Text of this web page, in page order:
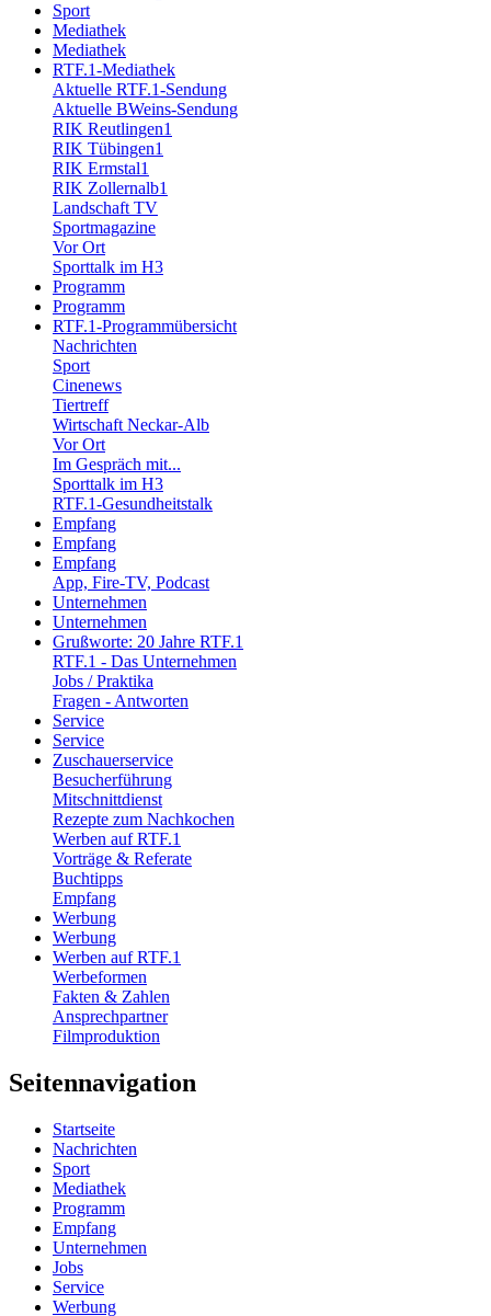
Sport
Mediathek
Mediathek
RTF.1-Mediathek
Aktuelle RTF.1-Sendung
Aktuelle BWeins-Sendung
RIK Reutlingen1
RIK Tübingen1
RIK Ermstal1
RIK Zollernalb1
Landschaft TV
Sportmagazine
Vor Ort
Sporttalk im H3
Programm
Programm
RTF.1-Programmübersicht
Nachrichten
Sport
Cinenews
Tiertreff
Wirtschaft Neckar-Alb
Vor Ort
Im Gespräch mit...
Sporttalk im H3
RTF.1-Gesundheitstalk
Empfang
Empfang
Empfang
App, Fire-TV, Podcast
Unternehmen
Unternehmen
Grußworte: 20 Jahre RTF.1
RTF.1 - Das Unternehmen
Jobs / Praktika
Fragen - Antworten
Service
Service
Zuschauerservice
Besucherführung
Mitschnittdienst
Rezepte zum Nachkochen
Werben auf RTF.1
Vorträge & Referate
Buchtipps
Empfang
Werbung
Werbung
Werben auf RTF.1
Werbeformen
Fakten & Zahlen
Ansprechpartner
Filmproduktion
Seitennavigation
Startseite
Nachrichten
Sport
Mediathek
Programm
Empfang
Unternehmen
Jobs
Service
Werbung